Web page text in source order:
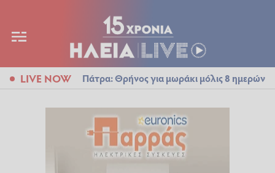
LIVE NOW Πάτρα: Θρήνος για μωράκι μόλις 8 ημερών